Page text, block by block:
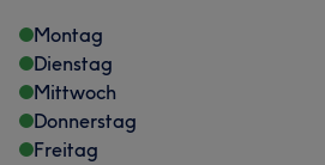
Montag
Dienstag
Mittwoch
Donnerstag
Freitag